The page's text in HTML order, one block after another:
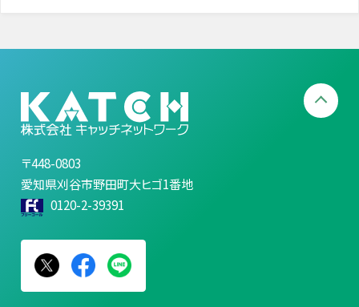
〒448-0803
愛知県刈谷市野田町大ヒゴ1番地
0120-2-39391